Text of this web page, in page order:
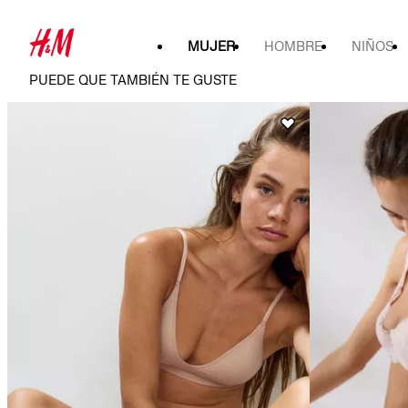
MUJER HOMBRE NIÑOS
PUEDE QUE TAMBIÉN TE GUSTE